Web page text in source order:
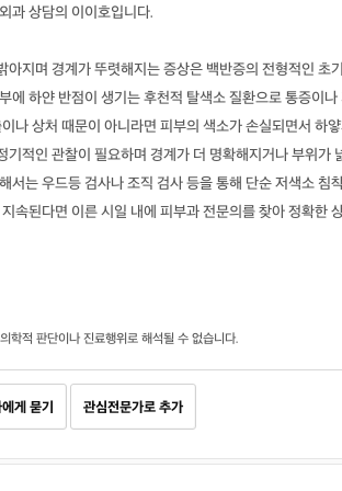
과 상담의 이이호입니다.
아지며 경계가 뚜렷해지는 증상은 백반증의 전형적인 초
에 하얀 반점이 생기는 후천적 탈색소 질환으로 통증이
나 상처 때문이 아니라면 피부의 색소가 손실되면서 하
기적인 관찰이 필요하며 경계가 더 명확해지거나 부위가
서는 우드등 검사나 조직 검사 등을 통해 단순 저색소 침
속된다면 이른 시일 내에 피부과 전문의를 찾아 정확한
학적 판단이나 진료행위로 해석될 수 없습니다.
게 묻기 관심전문가로 추가